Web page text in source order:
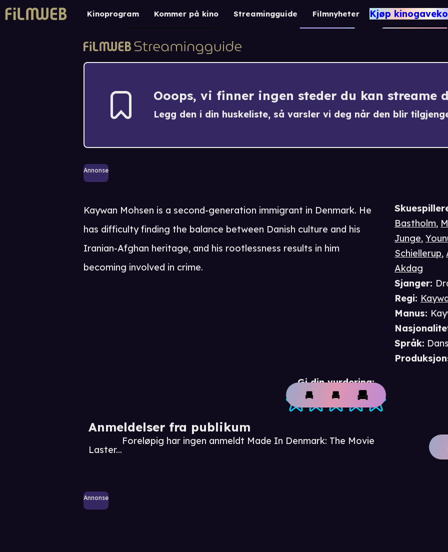
Kinoprogram Kommer på kino Streamingguide Filmnyheter Kjøp
Ooops, vi finner ingen steder du kan streame
Legg den i din huskeliste, så varsler vi deg når den blir
Annonse
Gi din vurdering:
Anmeldelser fra publikum
Laster...
Foreløpig har ingen anmeldt Made In Denmark: The Movie
Annonse
Bastholm,
Junge,
Schiellerup,
Akdag
Sjanger:
Regi:
Manus:
Språk:
Kaywan Mohsen is a second-generation immigrant in Denmark. He
has difficulty finding the balance between Danish culture and his
Iranian-Afghan heritage, and his rootlessness results in him
becoming involved in crime.